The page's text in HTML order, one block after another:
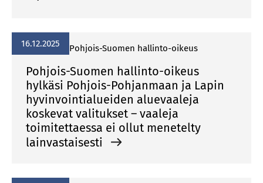
16.12.2025 Pohjois-Suomen hallinto-oikeus
Pohjois-Suomen hallinto-oikeus
hylkäsi Pohjois-Pohjanmaan ja Lapin
hyvinvointialueiden aluevaaleja
koskevat valitukset – vaaleja
toimitettaessa ei ollut menetelty
lainvastaisesti